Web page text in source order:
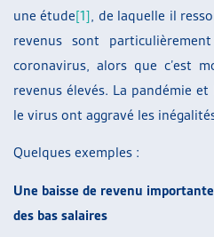
une étude[1], de laquelle il
revenus sont
coronavirus, alors que c’est
revenus élevés. La pandémie
le virus ont aggravé les
Quelques exemples :
Une baisse de revenu
des bas salaires